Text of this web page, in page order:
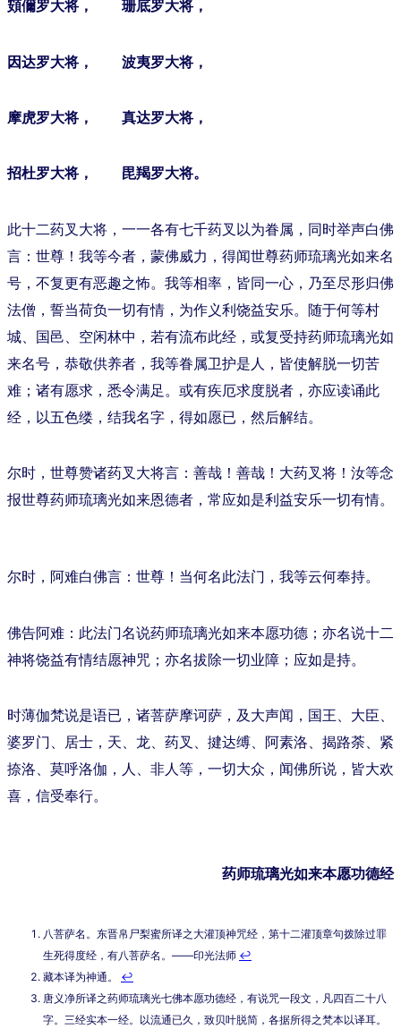
頞儞罗大将， 珊底罗大将，
因达罗大将， 波夷罗大将，
摩虎罗大将， 真达罗大将，
招杜罗大将， 毘羯罗大将。
此十二药叉大将，一一各有七千药叉以为眷属，同时举声白佛
言：世尊！我等今者，蒙佛威力，得闻世尊药师琉璃光如来名
号，不复更有恶趣之怖。我等相率，皆同一心，乃至尽形归佛
法僧，誓当荷负一切有情，为作义利饶益安乐。随于何等村
城、国邑、空闲林中，若有流布此经，或复受持药师琉璃光如
来名号，恭敬供养者，我等眷属卫护是人，皆使解脱一切苦
难；诸有愿求，悉令满足。或有疾厄求度脱者，亦应读诵此
经，以五色缕，结我名字，得如愿已，然后解结。
尔时，世尊赞诸药叉大将言：善哉！善哉！大药叉将！汝等念
报世尊药师琉璃光如来恩德者，常应如是利益安乐一切有情。
尔时，阿难白佛言：世尊！当何名此法门，我等云何奉持。
佛告阿难：此法门名说药师琉璃光如来本愿功德；亦名说十二
神将饶益有情结愿神咒；亦名拔除一切业障；应如是持。
时薄伽梵说是语已，诸菩萨摩诃萨，及大声闻，国王、大臣、
婆罗门、居士，天、龙、药叉、揵达缚、阿素洛、揭路荼、紧
捺洛、莫呼洛伽，人、非人等，一切大众，闻佛所说，皆大欢
喜，信受奉行。
药师琉璃光如来本愿功德经
八菩萨名。东晋帛尸梨蜜所译之大灌顶神咒经，第十二灌顶章句拨除过罪
生死得度经，有八菩萨名。——印光法师 ↩︎
藏本译为神通。 ↩︎
唐义净所译之药师琉璃光七佛本愿功德经，有说咒一段文，凡四百二十八
字。三经实本一经。以流通已久，致贝叶脱简，各据所得之梵本以译耳。